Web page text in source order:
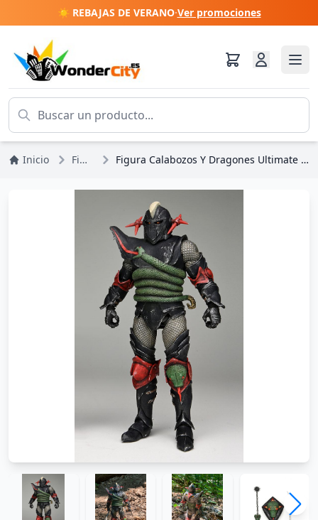
☀️ REBAJAS DE VERANO·Ver promociones
Inicio Figuras Figura Calabozos Y Dragones Ultimate Grimsword 18 cm